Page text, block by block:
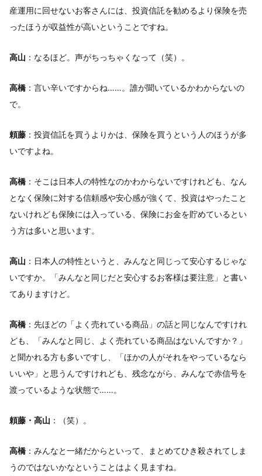
産運用に回せないお客さんには、投資信託を勧めるより保険を売
ったほうが収益性が高いということですね。
高山 ：なるほど。声がちっちゃくなって（笑）。
高橋 ：言い辛いですからね……。誰が聞いているかわからないの
で。
頼藤 ：投資信託を買うよりかは、保険を買うという人のほうが多
いですよね。
高橋 ：そこは日本人の特性なのかわからないですけれども、なん
となく保険に対する信頼感や安心感が強くて、投資はやったこと
ないけれども保険には入っている、保険にお金を貯めているとい
う方は多いと思います。
高山 ：日本人の特性というと、みんなと同じって安心するじゃな
いですか。「みんなと同じだと安心するお客様は要注意」と書い
てありますけど。
高橋 ：先ほどの「よく売れている商品」の話と同じなんですけれ
ども、「みんなと同じ、よく売れている商品はないんですか？」
と聞かれる方も多いですし、「ほかの人がそれをやっているなら
いいや」と思うんですけれども、残念ながら、みんなで赤信号を
渡っているような状態で……。
頼藤・高山 ：（笑）。
高橋 ：みんなと一緒だからといって、まとめてひき殺されてしま
うのではないかなということはよく見ますね。